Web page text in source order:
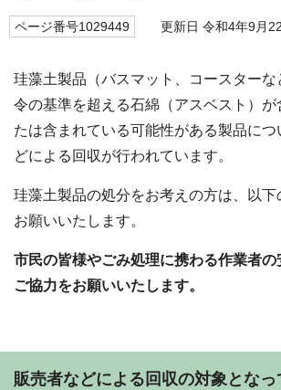
ページ番号1029449 更新日 令和4年9月
珪藻土製品（バスマット、コースター
令の基準を超える石綿（アスベスト）が
たは含まれている可能性がある製品に
どによる回収が行われています。
珪藻土製品の処分をお考えの方は、以下
お願いいたします。
市民の皆様やごみ処理に携わる作業者の
ご協力をお願いいたします。
販売者などによる回収の対象とな